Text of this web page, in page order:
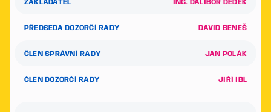
ZAKLADATEL ING. DALIBOR DĚDEK
PŘEDSEDA DOZORČÍ RADY DAVID BENEŠ
ČLEN SPRÁVNÍ RADY JAN POLÁK
ČLEN DOZORČÍ RADY JIŘÍ IBL